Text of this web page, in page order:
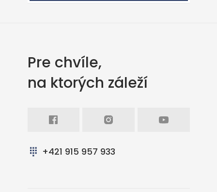
Pre chvíle,
na ktorých záleží
+421 915 957 933